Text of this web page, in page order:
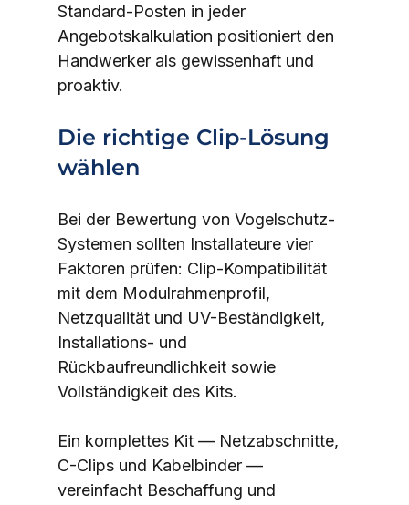
Standard-Posten in jeder
Angebotskalkulation positioniert den
Handwerker als gewissenhaft und
proaktiv.
Die richtige Clip-Lösung
wählen
Bei der Bewertung von Vogelschutz-
Systemen sollten Installateure vier
Faktoren prüfen: Clip-Kompatibilität
mit dem Modulrahmenprofil,
Netzqualität und UV-Beständigkeit,
Installations- und
Rückbaufreundlichkeit sowie
Vollständigkeit des Kits.
Ein komplettes Kit — Netzabschnitte,
C-Clips und Kabelbinder —
vereinfacht Beschaffung und